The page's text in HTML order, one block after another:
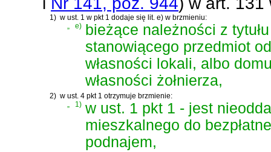
1) w ust. 1 w pkt 1 dodaje się lit. e) w brzmieniu:
„
e)
bieżące należności z
stanowiącego przedmiot
własności lokali, albo
własności żołnierza,
2) w ust. 4 pkt 1 otrzymuje brzmienie:
1) w ust. 1 pkt 1 - jest
mieszkalnego do
podnajem,